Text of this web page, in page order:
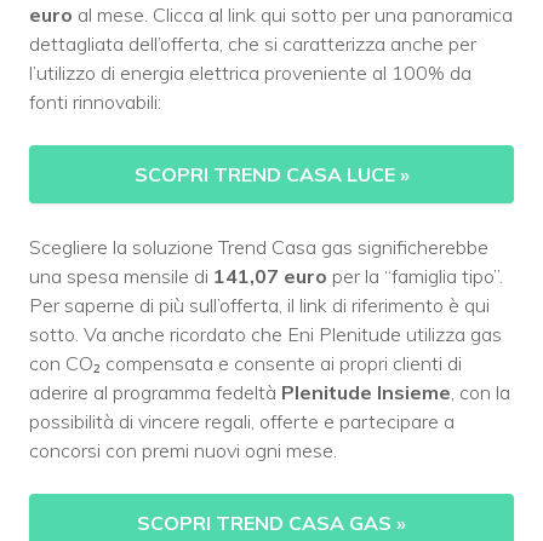
euro al mese. Clicca al link qui sotto per una panoramica
dettagliata dell’offerta, che si caratterizza anche per
l’utilizzo di energia elettrica proveniente al 100% da
fonti rinnovabili:
SCOPRI TREND CASA LUCE »
Scegliere la soluzione Trend Casa gas significherebbe
una spesa mensile di 141,07 euro per la “famiglia tipo”.
Per saperne di più sull’offerta, il link di riferimento è qui
sotto. Va anche ricordato che Eni Plenitude utilizza gas
con CO₂ compensata e consente ai propri clienti di
aderire al programma fedeltà Plenitude Insieme , con la
possibilità di vincere regali, offerte e partecipare a
concorsi con premi nuovi ogni mese.
SCOPRI TREND CASA GAS »